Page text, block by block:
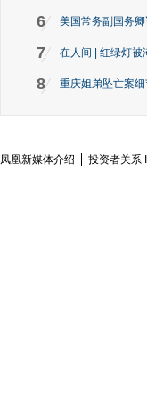
6 美国常务副国务
7 在人间 | 红绿灯被
8 重庆姐弟坠亡案
凤凰新媒体介绍 投资者关系